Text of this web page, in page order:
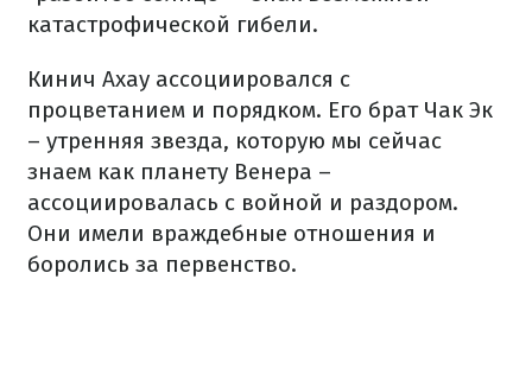
катастрофической гибели.
Кинич Ахау ассоциировался с
процветанием и порядком. Его брат Чак Эк
– утренняя звезда, которую мы сейчас
знаем как планету Венера –
ассоциировалась с войной и раздором.
Они имели враждебные отношения и
боролись за первенство.